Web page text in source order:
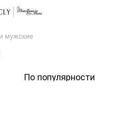
мужские
По популярности